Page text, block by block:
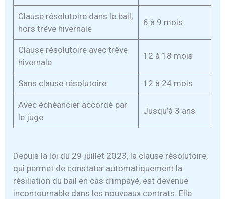
Clause résolutoire dans le bail,
hors trêve hivernale
6 à 9 mois
Clause résolutoire avec trêve
hivernale
12 à 18 mois
Sans clause résolutoire 12 à 24 mois
Avec échéancier accordé par
le juge
Jusqu’à 3 ans
Depuis la loi du 29 juillet 2023, la clause résolutoire,
qui permet de constater automatiquement la
résiliation du bail en cas d’impayé, est devenue
incontournable dans les nouveaux contrats. Elle